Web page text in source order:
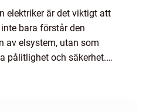
elektriker är det viktigt att
bara förstår den
av elsystem, utan som
pålitlighet och säkerhet. I